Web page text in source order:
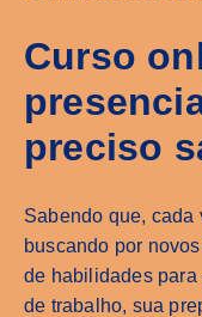
Curso
preciso
Sabendo que, cada
buscando por
de habilidades para
de trabalho, sua